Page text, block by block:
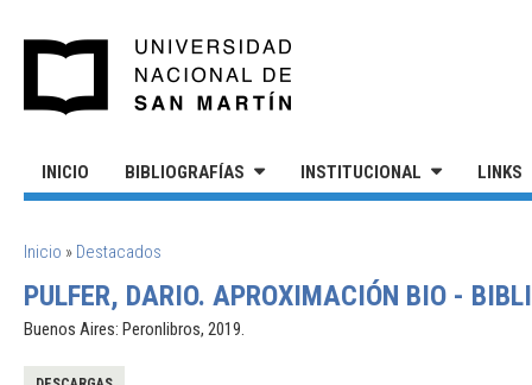
INICIO BIBLIOGRAFÍAS INSTITUCIONAL LINKS
SE ENCUENTRA USTED AQUÍ
Inicio » Destacados
PULFER, DARIO. APROXIMACIÓN BIO -
Buenos Aires: Peronlibros, 2019.